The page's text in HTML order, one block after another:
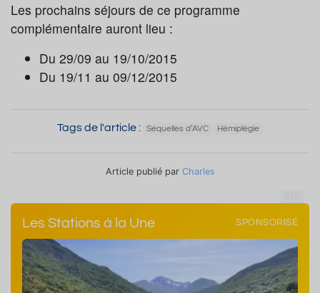
Les prochains séjours de ce programme
complémentaire auront lieu :
Du 29/09 au 19/10/2015
Du 19/11 au 09/12/2015
Tags de l'article : Séquelles d’AVC Hémiplégie
Article publié par Charles
Les Stations à la Une SPONSORISÉ